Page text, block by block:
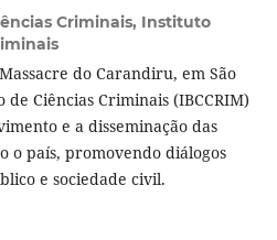
Criminais, Instituto
do Carandiru, em São
Ciências Criminais (IBCCRIM)
e a disseminação das
o país, promovendo diálogos
e sociedade civil.